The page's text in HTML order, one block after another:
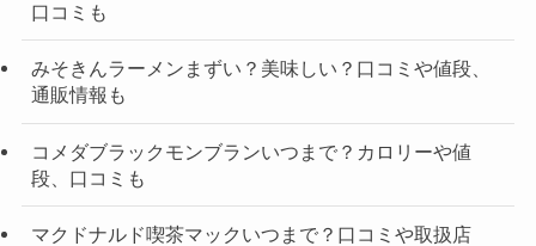
口コミも
みそきんラーメンまずい？美味しい？口コミや値段、
通販情報も
コメダブラックモンブランいつまで？カロリーや値
段、口コミも
マクドナルド喫茶マックいつまで？口コミや取扱店